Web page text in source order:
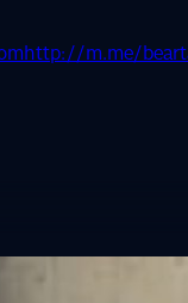
http://m.me/